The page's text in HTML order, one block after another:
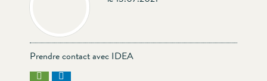
Prendre contact avec IDEA